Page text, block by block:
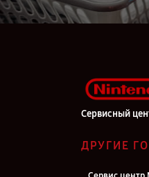
Сервисный
ДРУГИЕ